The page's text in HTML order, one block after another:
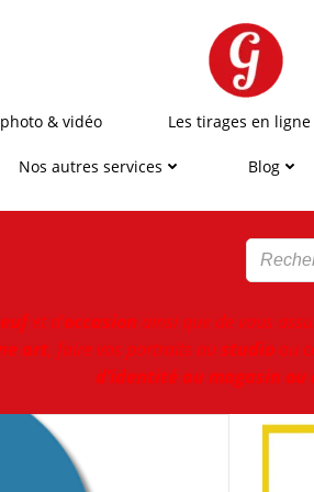
& vidéo Les tirages en ligne
Nos autres services Blog
et d'occasion ainsi que de vous
art, faire vos portraits austudio ou
d’identité au magasin ou